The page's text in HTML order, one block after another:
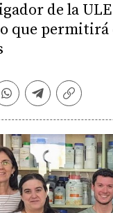
de la
que permitirá
Whatsapp
Telegram
Copiar